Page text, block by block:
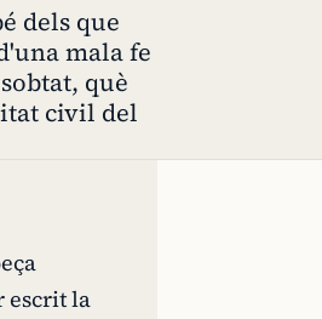
dels que
mala fe
què
civil del
escrit la